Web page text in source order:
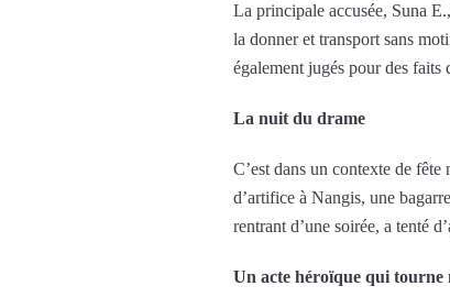
La principale accusée, Suna
la donner et transport sans
également jugés pour des faits
La nuit du drame
C’est dans un contexte de
d’artifice à Nangis, une
rentrant d’une soirée, a tenté
Un acte héroïque qui tourne